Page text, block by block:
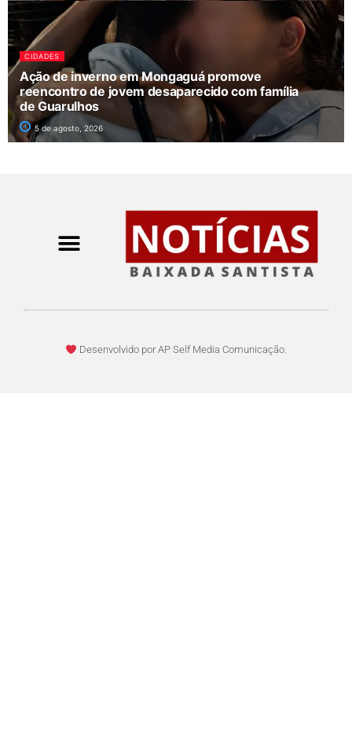
CIDADES
Ação de inverno em Mongaguá promove
reencontro de jovem desaparecido com família
de Guarulhos
5 de agosto, 2026
Desenvolvido por AP Self Media Comunicação.